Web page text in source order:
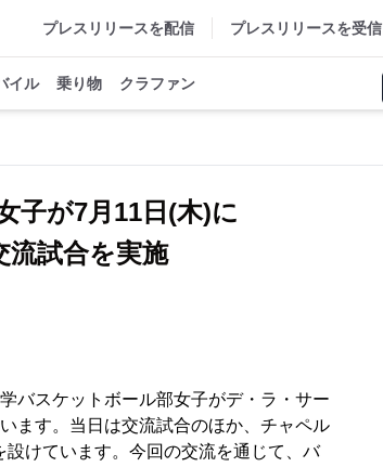
プレスリリースを配信 プレスリリースを受信
イル 乗り物 クラファン
子が7月11日(木)に
流試合を実施
バスケットボール部女子がデ・ラ・サー
ます。当日は交流試合のほか、チャペル
けています。今回の交流を通じて、バ